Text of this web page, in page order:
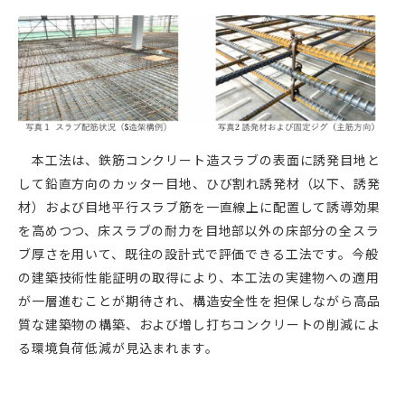
本工法は、鉄筋コンクリート造スラブの表面に誘発目地と
して鉛直方向のカッター目地、ひび割れ誘発材（以下、誘発
材）および目地平行スラブ筋を一直線上に配置して誘導効果
を高めつつ、床スラブの耐力を目地部以外の床部分の全スラ
ブ厚さを用いて、既往の設計式で評価できる工法です。今般
の建築技術性能証明の取得により、本工法の実建物への適用
が一層進むことが期待され、構造安全性を担保しながら高品
質な建築物の構築、および増し打ちコンクリートの削減によ
る環境負荷低減が見込まれます。